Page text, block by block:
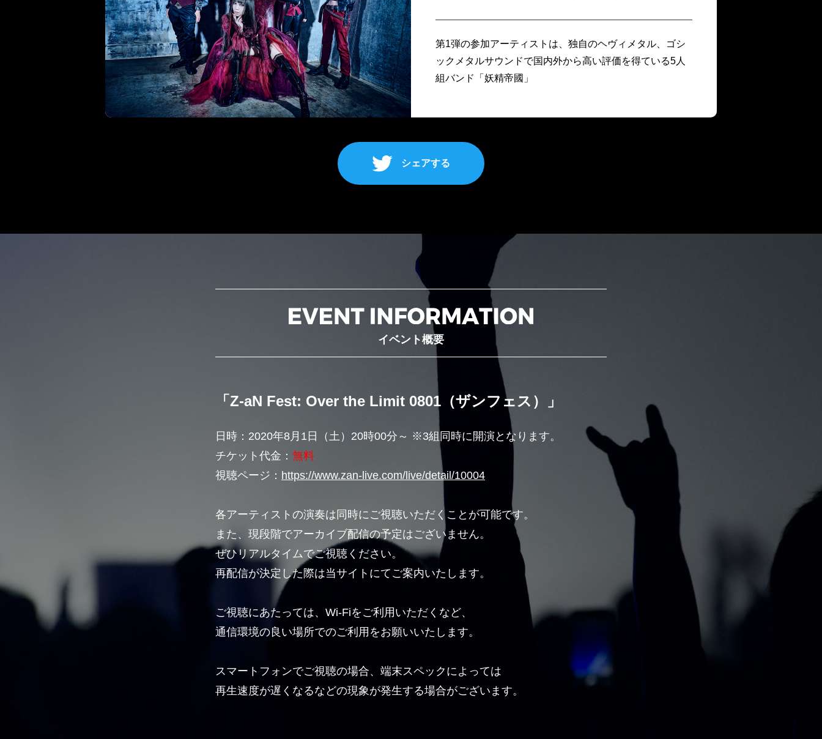
第1弾の参加アーティストは、独自のヘヴィメタル、ゴシ
ックメタルサウンドで国内外から高い評価を得ている5人
組バンド「妖精帝國」
シェアする
イベント概要
「Z-aN Fest: Over the Limit 0801（ザンフェス）」
日時：2020年8月1日（土）20時00分～ ※3組同時に開演となります。
チケット代金： 無料
視聴ページ： https://www.zan-live.com/live/detail/10004
各アーティストの演奏は同時にご視聴いただくことが可能です。
また、現段階でアーカイブ配信の予定はございません。
ぜひリアルタイムでご視聴ください。
再配信が決定した際は当サイトにてご案内いたします。
ご視聴にあたっては、Wi-Fiをご利用いただくなど、
通信環境の良い場所でのご利用をお願いいたします。
スマートフォンでご視聴の場合、端末スペックによっては
再生速度が遅くなるなどの現象が発生する場合がございます。